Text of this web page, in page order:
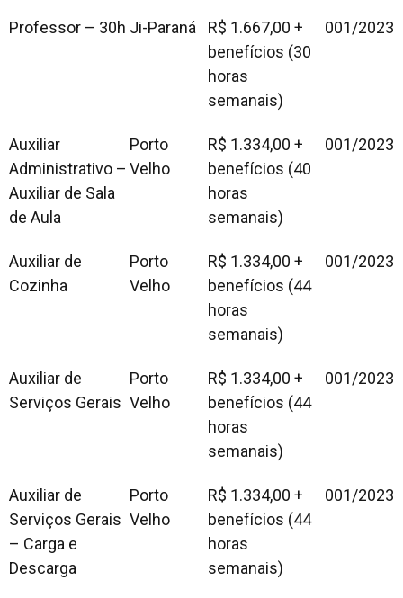
Professor – 30h Ji-Paraná
R$ 1.667,00 +
benefícios (30
horas
semanais)
001/2023
Auxiliar
Administrativo –
Auxiliar de Sala
de Aula
Porto
Velho
R$ 1.334,00 +
benefícios (40
horas
semanais)
001/2023
Auxiliar de
Cozinha
Porto
Velho
R$ 1.334,00 +
benefícios (44
horas
semanais)
001/2023
Auxiliar de
Serviços Gerais
Porto
Velho
R$ 1.334,00 +
benefícios (44
horas
semanais)
001/2023
Auxiliar de
Serviços Gerais
– Carga e
Descarga
Porto
Velho
R$ 1.334,00 +
benefícios (44
horas
semanais)
001/2023